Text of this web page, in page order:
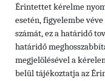
Érintettet kérelme
esetén, figyelembe
számát, ez a határidő
határidő
megjelölésével a
belül tájékoztatja az